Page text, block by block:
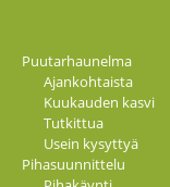
Puutarhaunelma
Ajankohtaista
Kuukauden kasvi
Tutkittua
Usein kysyttyä
Pihasuunnittelu